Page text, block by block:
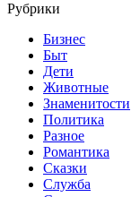
Рубрики
Бизнес
Быт
Дети
Животные
Знаменитости
Политика
Разное
Романтика
Сказки
Служба